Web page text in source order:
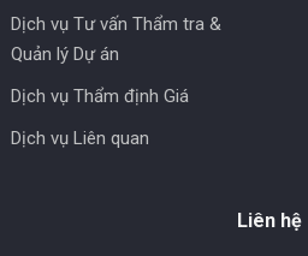
Dịch vụ Tư vấn Thẩm tra &
Quản lý Dự án
Dịch vụ Thẩm định Giá
Dịch vụ Liên quan
Liên hệ